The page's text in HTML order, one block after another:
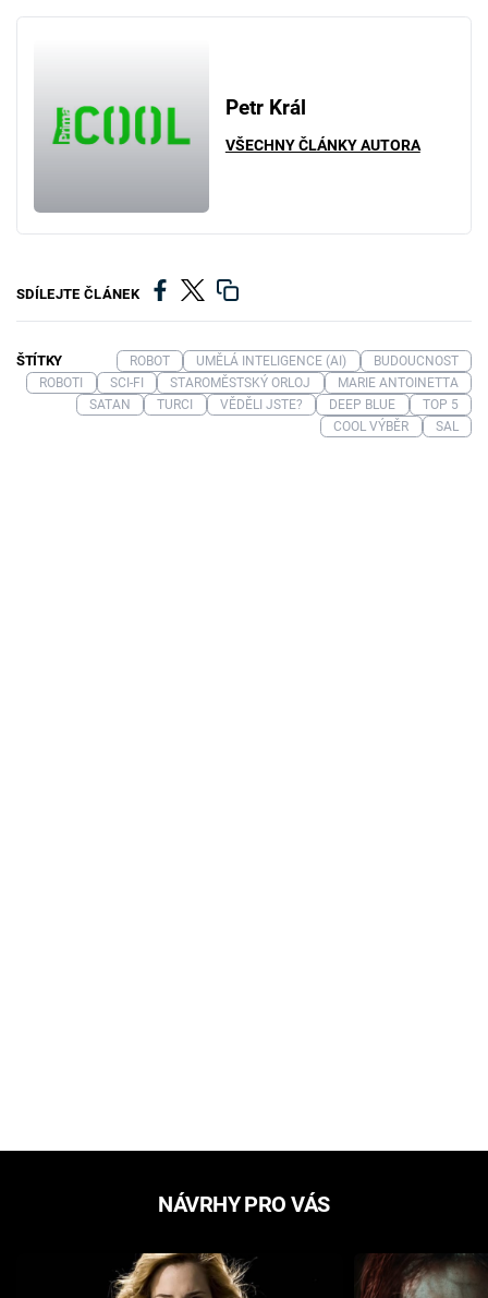
Petr Král
VŠECHNY ČLÁNKY AUTORA
SDÍLEJTE ČLÁNEK
ŠTÍTKY ROBOT UMĚLÁ INTELIGENCE (AI)
BUDOUCNOST
ROBOTI
SCI-FI STAROMĚSTSKÝ ORLOJ
MARIE ANTOINETTA
SATAN
TURCI VĚDĚLI JSTE? DEEP BLUE
TOP 5
COOL VÝBĚR
SAL
NÁVRHY PRO VÁS